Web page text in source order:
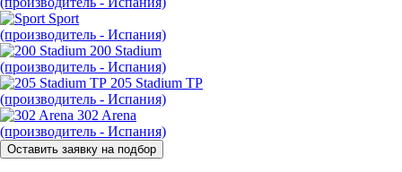
Sport
(производитель - Испания)
200 Stadium
(производитель - Испания)
205 Stadium TP
(производитель - Испания)
302 Arena
(производитель - Испания)